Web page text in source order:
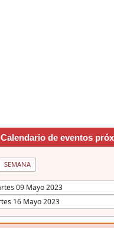
Calendario de eventos
SEMANA